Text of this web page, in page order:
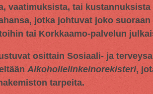
vaatimuksista, tai
jotka johtuvat joko
tai Korkkaamo-palvelun
osittain Sosiaali- ja
Alkoholielinkeinorekisteri,
tarpeita.